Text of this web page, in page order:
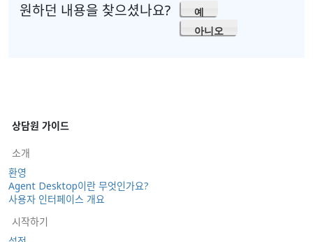
원하던 내용을 찾으셨나요?
예
아니오
상담원 가이드
소개
환영
Agent Desktop이란 무엇인가요?
사용자 인터페이스 개요
시작하기